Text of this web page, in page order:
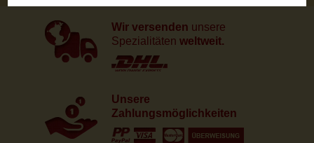
Wir versenden unsere
Spezialitäten weltweit.
Unsere
Zahlungsmöglichkeiten